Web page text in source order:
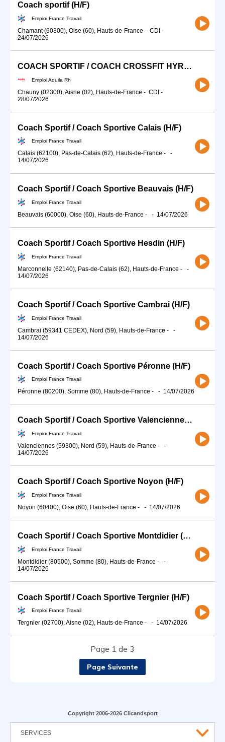
Coach sportif (H/F)
Emploi France Travail
Chamant (60300), Oise (60), Hauts-de-France - CDI -
24/07/2026
COACH SPORTIF / COACH CROSSFIT HYROX (H/F)
Emploi Aquila Rh
Chauny (02300), Aisne (02), Hauts-de-France - CDI -
28/07/2026
Coach Sportif / Coach Sportive Calais (H/F)
Emploi France Travail
Calais (62100), Pas-de-Calais (62), Hauts-de-France -
-
14/07/2026
Coach Sportif / Coach Sportive Beauvais (H/F)
Emploi France Travail
Beauvais (60000), Oise (60), Hauts-de-France - - 14/07/2026
Coach Sportif / Coach Sportive Hesdin (H/F)
Emploi France Travail
Marconnelle (62140), Pas-de-Calais (62), Hauts-de-France -
-
14/07/2026
Coach Sportif / Coach Sportive Cambrai (H/F)
Emploi France Travail
Cambrai (59341 CEDEX), Nord (59), Hauts-de-France -
-
14/07/2026
Coach Sportif / Coach Sportive Péronne (H/F)
Emploi France Travail
Péronne (80200), Somme (80), Hauts-de-France - - 14/07/2026
Coach Sportif / Coach Sportive Valenciennes (H/F)
Emploi France Travail
Valenciennes (59300), Nord (59), Hauts-de-France -
-
14/07/2026
Coach Sportif / Coach Sportive Noyon (H/F)
Emploi France Travail
Noyon (60400), Oise (60), Hauts-de-France - - 14/07/2026
Coach Sportif / Coach Sportive Montdidier (H/F)
Emploi France Travail
Montdidier (80500), Somme (80), Hauts-de-France -
-
14/07/2026
Coach Sportif / Coach Sportive Tergnier (H/F)
Emploi France Travail
Tergnier (02700), Aisne (02), Hauts-de-France - - 14/07/2026
Page 1 de 3
Page Suivante
Copyright 2006-2026 Clicandsport
SERVICES